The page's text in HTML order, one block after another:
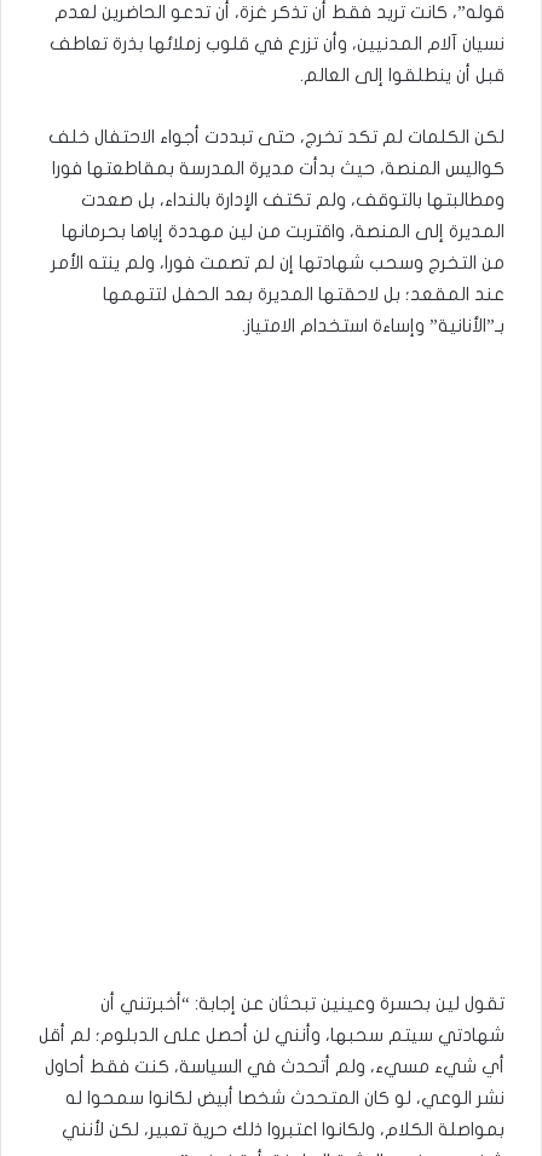
قوله”، كانت تريد فقط أن تذكر غزة، أن تدعو الحاضرين لعدم
نسيان آلام المدنيين، وأن تزرع في قلوب زملائها بذرة تعاطف
قبل أن ينطلقوا إلى العالم.
لكن الكلمات لم تكد تخرج، حتى تبددت أجواء الاحتفال خلف
كواليس المنصة، حيث بدأت مديرة المدرسة بمقاطعتها فورا
ومطالبتها بالتوقف، ولم تكتف الإدارة بالنداء، بل صعدت
المديرة إلى المنصة، واقتربت من لين مهددة إياها بحرمانها
من التخرج وسحب شهادتها إن لم تصمت فورا، ولم ينته الأمر
عند المقعد؛ بل لاحقتها المديرة بعد الحفل لتتهمها
بـ”الأنانية” وإساءة استخدام الامتياز.
تقول لين بحسرة وعينين تبحثان عن إجابة: “أخبرتني أن
شهادتي سيتم سحبها، وأنني لن أحصل على الدبلوم؛ لم أقل
أي شيء مسيء، ولم أتحدث في السياسة، كنت فقط أحاول
نشر الوعي، لو كان المتحدث شخصا أبيض لكانوا سمحوا له
بمواصلة الكلام، ولكانوا اعتبروا ذلك حرية تعبير، لكن لأنني